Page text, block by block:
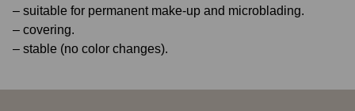
– suitable for permanent make-up and microblading.
– covering.
– stable (no color changes).